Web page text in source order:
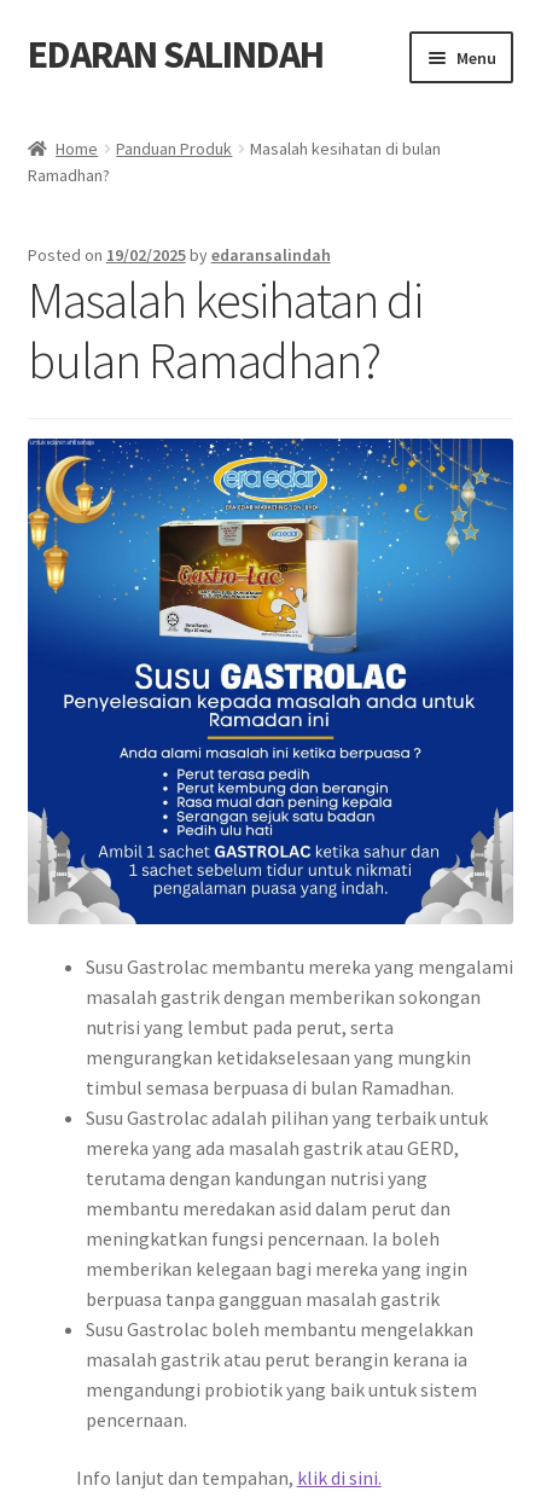
Skip
to
Skip
to
EDARAN SALINDAH Menu
Blog
Produk
Order
Hubungi
Home Panduan Produk
Masalah kesihatan di bulan
Ramadhan?
Posted on 19/02/2025byedaransalindah
Masalah kesihatan di
bulan Ramadhan?
Susu Gastrolac membantu mereka yang mengalami
masalah gastrik dengan memberikan sokongan
nutrisi yang lembut pada perut, serta
mengurangkan ketidakselesaan yang mungkin
timbul semasa berpuasa di bulan Ramadhan.
Susu Gastrolac adalah pilihan yang terbaik untuk
mereka yang ada masalah gastrik atau GERD,
terutama dengan kandungan nutrisi yang
membantu meredakan asid dalam perut dan
meningkatkan fungsi pencernaan. Ia boleh
memberikan kelegaan bagi mereka yang ingin
berpuasa tanpa gangguan masalah gastrik
Susu Gastrolac boleh membantu mengelakkan
masalah gastrik atau perut berangin kerana ia
mengandungi probiotik yang baik untuk sistem
pencernaan.
Info lanjut dan tempahan, klik di sini.